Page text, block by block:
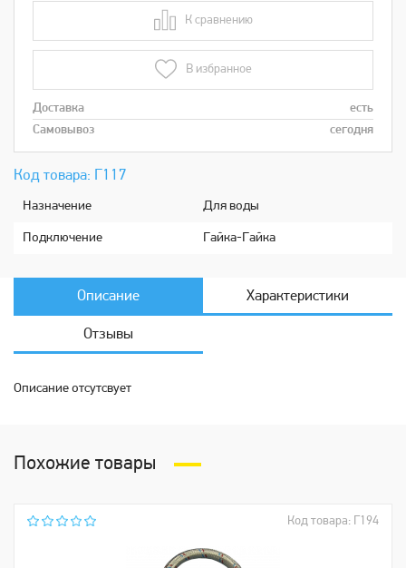
Код товара: Г117
Назначение Для воды
Подключение Гайка-Гайка
К сравнению
В сравнении
В избранное
Доставка
есть
Самовывоз
сегодня
Описание Характеристики
Отзывы
Описание отсутсвует
Похожие товары
Код товара: Г194